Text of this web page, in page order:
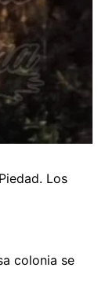
Los
colonia se